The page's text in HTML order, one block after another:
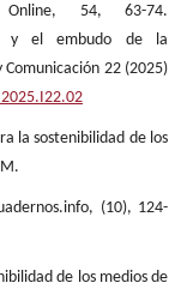
54, 63-74.
y el embudo de la
22 (2025)
la sostenibilidad de los
(10), 124-
de los medios de